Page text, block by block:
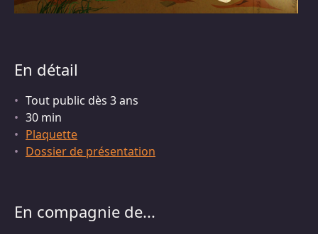
En détail
Tout public dès 3 ans
30 min
Plaquette
Dossier de présentation
En compagnie de...